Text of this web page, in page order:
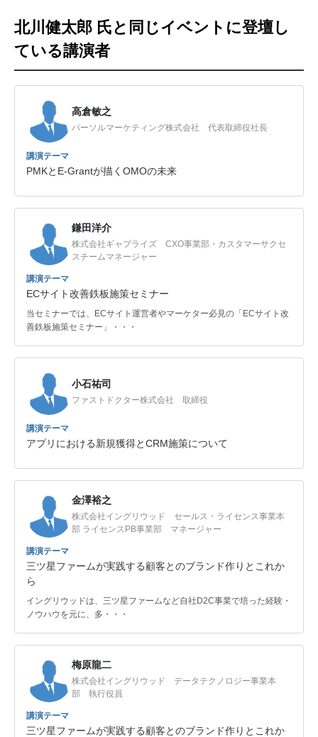
北川健太郎 氏と同じイベントに登壇し
ている講演者
高倉敏之
パーソルマーケティング株式会社 代表取締役社長
講演テーマ
PMKとE-Grantが描くOMOの未来
鎌田洋介
株式会社ギャプライズ CXO事業部・カスタマーサクセ
スチームマネージャー
講演テーマ
ECサイト改善鉄板施策セミナー
当セミナーでは、ECサイト運営者やマーケター必見の「ECサイト改
善鉄板施策セミナー」・・・
小石祐司
ファストドクター株式会社 取締役
講演テーマ
アプリにおける新規獲得とCRM施策について
金澤裕之
株式会社イングリウッド セールス・ライセンス事業本
部 ライセンスPB事業部 マネージャー
講演テーマ
三ツ星ファームが実践する顧客とのブランド作りとこれか
ら
イングリウッドは、三ツ星ファームなど自社D2C事業で培った経験・
ノウハウを元に、多・・・
梅原龍二
株式会社イングリウッド データテクノロジー事業本
部 執行役員
講演テーマ
三ツ星ファームが実践する顧客とのブランド作りとこれか